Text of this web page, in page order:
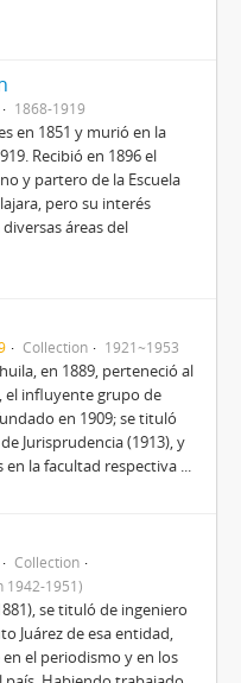
1868-1919
en 1851 y murió en la
Recibió en 1896 el
y partero de la Escuela
pero su interés
áreas del
Collection 1921~1953
en 1889, perteneció al
el influyente grupo de
en 1909; se tituló
Jurisprudencia (1913), y
la facultad respectiva ...
Collection
1942-1951)
se tituló de ingeniero
Juárez de esa entidad,
el periodismo y en los